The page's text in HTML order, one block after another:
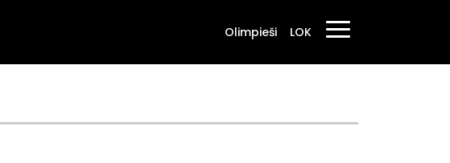
Olimpieši LOK